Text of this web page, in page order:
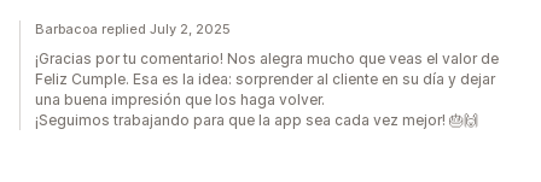
Barbacoa replied July 2, 2025
¡Gracias por tu comentario! Nos alegra mucho que veas el valor de
Feliz Cumple. Esa es la idea: sorprender al cliente en su día y dejar
una buena impresión que los haga volver.
¡Seguimos trabajando para que la app sea cada vez mejor! 🎂🙌